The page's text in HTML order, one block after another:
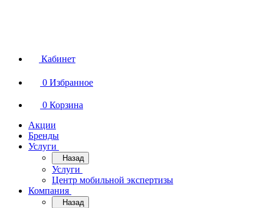
Кабинет
0 Избранное
0 Корзина
Акции
Бренды
Услуги
Назад
Услуги
Центр мобильной экспертизы
Компания
Назад